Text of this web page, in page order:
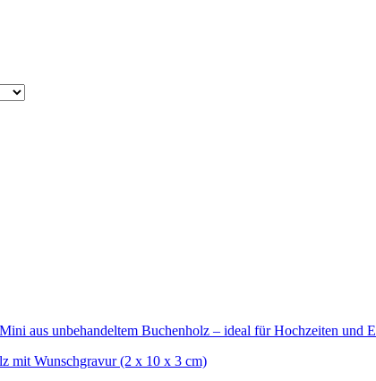
mit Wunschgravur (2 x 10 x 3 cm)